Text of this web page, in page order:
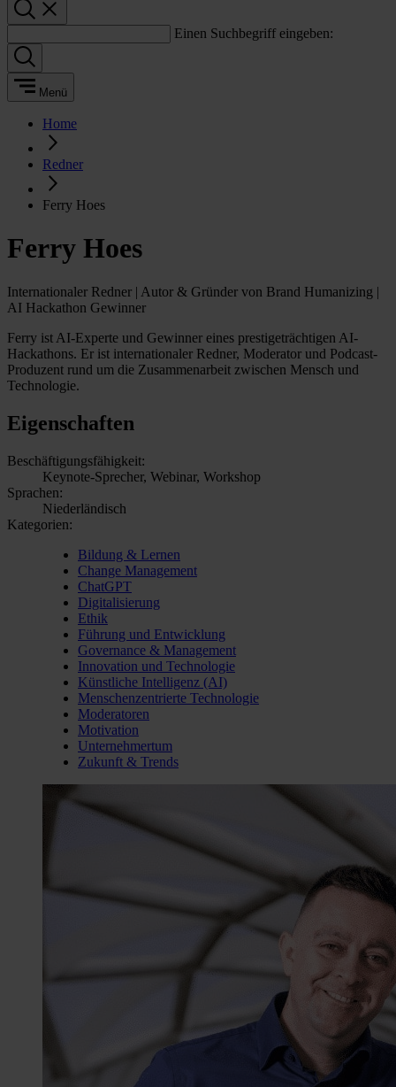
Einen Suchbegriff eingeben:
Menü
Home
Redner
Ferry Hoes
Ferry Hoes
Internationaler Redner | Autor & Gründer von Brand Humanizing |
AI Hackathon Gewinner
Ferry ist AI-Experte und Gewinner eines prestigeträchtigen AI-
Hackathons. Er ist internationaler Redner, Moderator und Podcast-
Produzent rund um die Zusammenarbeit zwischen Mensch und
Technologie.
Eigenschaften
Beschäftigungsfähigkeit:
Keynote-Sprecher, Webinar, Workshop
Sprachen:
Niederländisch
Kategorien:
Bildung & Lernen
Change Management
ChatGPT
Digitalisierung
Ethik
Führung und Entwicklung
Governance & Management
Innovation und Technologie
Künstliche Intelligenz (AI)
Menschenzentrierte Technologie
Moderatoren
Motivation
Unternehmertum
Zukunft & Trends